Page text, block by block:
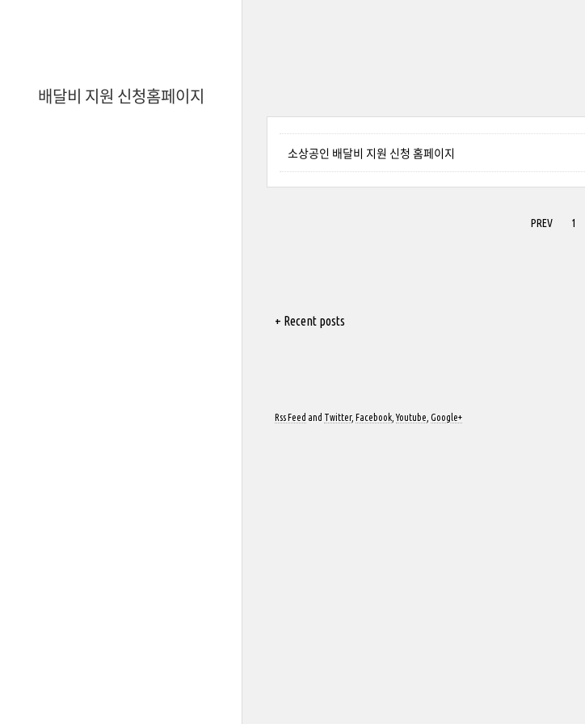
배달비 지원 신청홈페이지
소상공인 배달비 지원 신청 홈페이지
PREV 1
+ Recent posts
Rss Feed and Twitter, Facebook,Youtube Google+